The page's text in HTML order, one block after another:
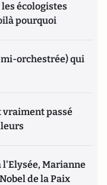
écologistes
pourquoi
orchestrée) qui
vraiment passé
l'Elysée, Marianne
de la Paix